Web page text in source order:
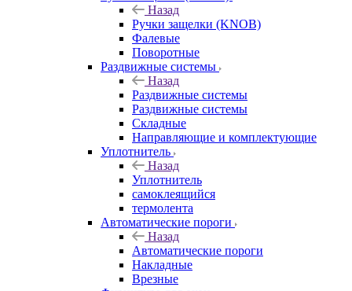
Назад
Ручки защелки (KNOB)
Фалевые
Поворотные
Раздвижные системы
Назад
Раздвижные системы
Раздвижные системы
Складные
Направляющие и комплектующие
Уплотнитель
Назад
Уплотнитель
самоклеящийся
термолента
Автоматические пороги
Назад
Автоматические пороги
Накладные
Врезные